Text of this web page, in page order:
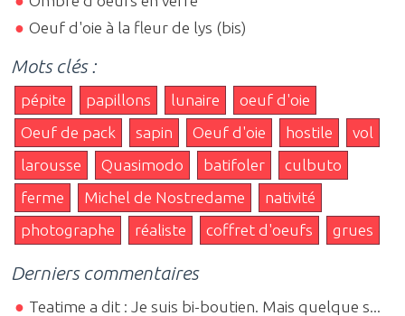
Oeuf d'oie à la fleur de lys (bis)
Mots clés :
pépite papillons lunaire
oeuf d'oie
Oeuf de pack
sapin Oeuf d'oie hostile
vol
larousse
Quasimodo batifoler
culbuto
ferme
Michel de Nostredame
nativité
photographe
réaliste coffret d'oeufs grues
Derniers commentaires
Teatime a dit : Je suis bi-boutien. Mais quelque s...